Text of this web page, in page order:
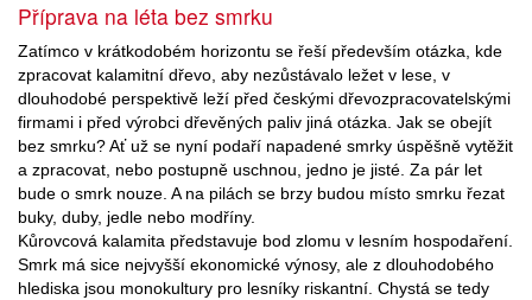
Příprava na léta bez smrku
Zatímco v krátkodobém horizontu se řeší především otázka, kde
zpracovat kalamitní dřevo, aby nezůstávalo ležet v lese, v
dlouhodobé perspektivě leží před českými dřevozpracovatelskými
firmami i před výrobci dřevěných paliv jiná otázka. Jak se obejít
bez smrku? Ať už se nyní podaří napadené smrky úspěšně vytěžit
a zpracovat, nebo postupně uschnou, jedno je jisté. Za pár let
bude o smrk nouze. A na pilách se brzy budou místo smrku řezat
buky, duby, jedle nebo modříny.
Kůrovcová kalamita představuje bod zlomu v lesním hospodaření.
Smrk má sice nejvyšší ekonomické výnosy, ale z dlouhodobého
hlediska jsou monokultury pro lesníky riskantní. Chystá se tedy